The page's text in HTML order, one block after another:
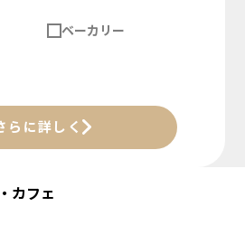
ベーカリー
らに詳しく
カフェ